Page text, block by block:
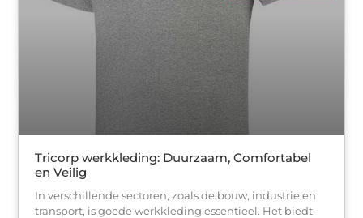
Tricorp werkkleding: Duurzaam, Comfortabel
en Veilig
In verschillende sectoren, zoals de bouw, industrie en
transport, is goede werkkleding essentieel. Het biedt